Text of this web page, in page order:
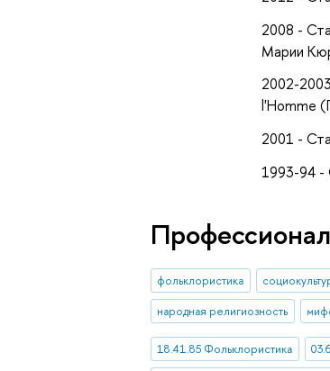
2008 -
Марии
2002-
l'Homme
2001 -
1993-94 -
фольклористика
народная религиозность
18.41.85 Фольклористика